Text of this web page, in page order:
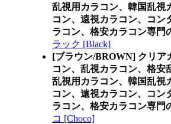
乱視用カラコン、韓国乱視
コン、遠視カラコン、コン
ラコン、格安カラコン専門
ラック [Black]
[ブラウン/BROWN] クリア
コン、乱視カラコン、格安
乱視用カラコン、韓国乱視
コン、遠視カラコン、コン
ラコン、格安カラコン専門
コ [Choco]